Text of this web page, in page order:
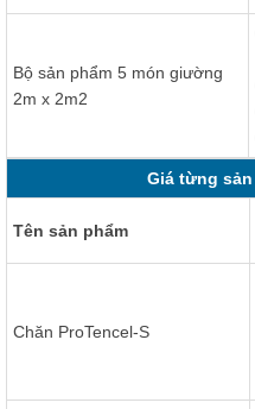
Bộ sản phẩm 5 món giường
2m x 2m2
Giá từng
Tên sản phẩm
Chăn ProTencel-S